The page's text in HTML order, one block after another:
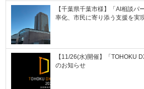
【千葉県千葉市様】「AI相談パ
率化、市民に寄り添う支援を実
【11/26(水)開催】「TOHOKU
のお知らせ